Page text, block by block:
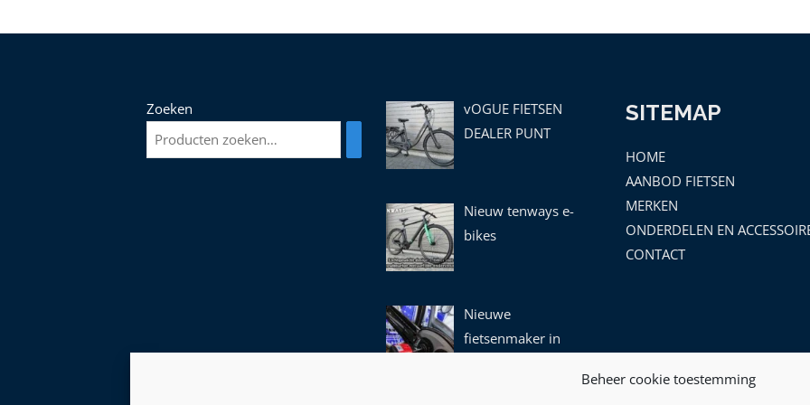
Beheer cookie toestemming
Zoeken
vOGUE FIETSEN
DEALER PUNT
Nieuw tenways e-
bikes
Nieuwe
fietsenmaker in
SITEMAP
HOME
AANBOD FIETSEN
MERKEN
ONDERDELEN EN
CONTACT